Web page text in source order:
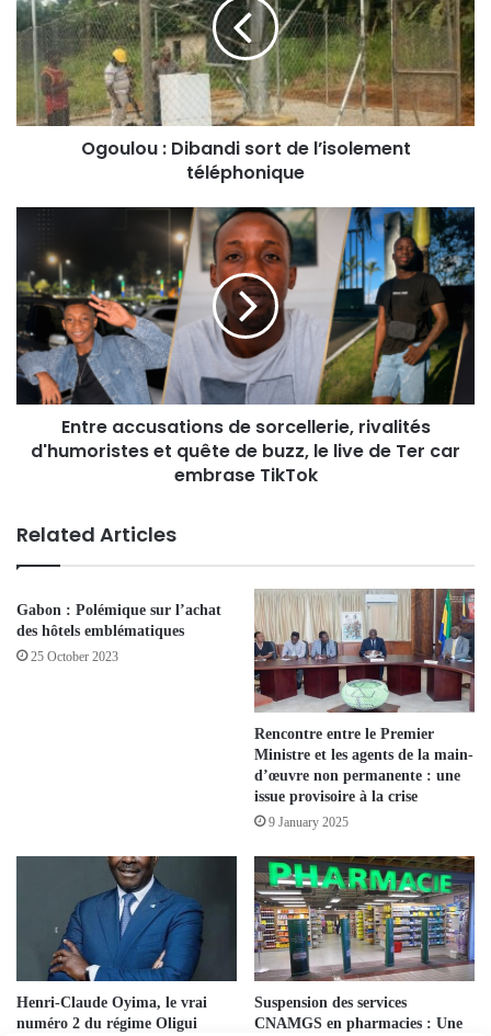
Ogoulou : Dibandi sort de l’isolement
téléphonique
Entre accusations de sorcellerie, rivalités
d'humoristes et quête de buzz, le live de Ter car
embrase TikTok
Related Articles
Gabon : Polémique sur l’achat
des hôtels emblématiques
25 October 2023
Rencontre entre le Premier
Ministre et les agents de la main-
d’œuvre non permanente : une
issue provisoire à la crise
9 January 2025
Henri-Claude Oyima, le vrai
numéro 2 du régime Oligui
Suspension des services
CNAMGS en pharmacies : Une